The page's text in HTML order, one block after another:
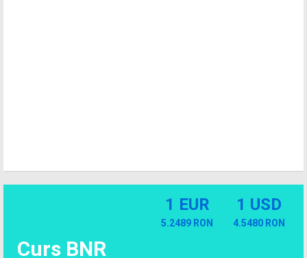
Curs BNR
1 EUR
5.2489 RON
1 USD
4.5480 RON